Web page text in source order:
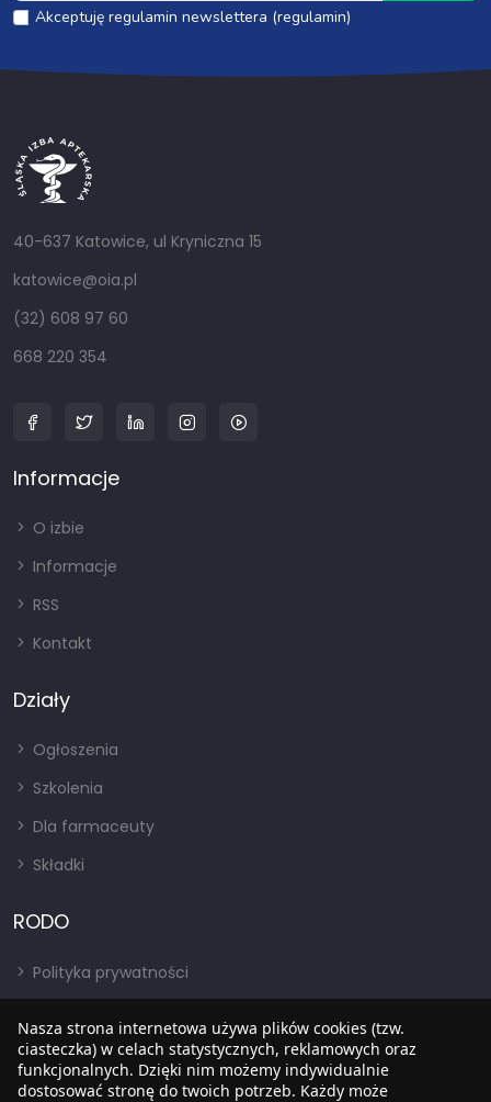
Akceptuję regulamin newslettera (regulamin)
40-637 Katowice, ul Kryniczna 15
katowice@oia.pl
(32) 608 97 60
668 220 354
Informacje
O izbie
Informacje
RSS
Kontakt
Działy
Ogłoszenia
Szkolenia
Dla farmaceuty
Składki
RODO
Polityka prywatności
RODO
BIP
Nasza strona internetowa używa plików cookies (tzw.
ciasteczka) w celach statystycznych, reklamowych oraz
funkcjonalnych. Dzięki nim możemy indywidualnie
dostosować stronę do twoich potrzeb. Każdy może